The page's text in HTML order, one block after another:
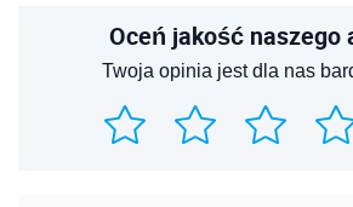
Oceń jakość naszego
Twoja opinia jest dla nas